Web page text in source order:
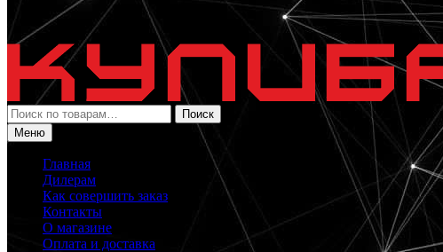
Искать:
Поиск
Меню
Главная
Дилерам
Как совершить заказ
Контакты
О магазине
Оплата и доставка